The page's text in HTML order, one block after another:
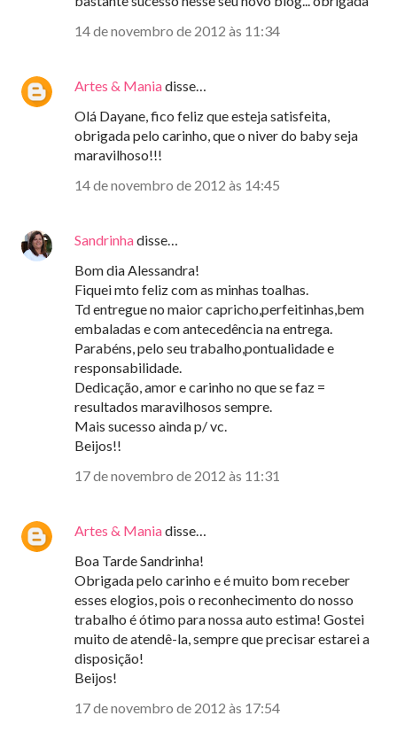
14 de novembro de 2012 às 11:34
Artes & Maniadisse…
Olá Dayane, fico feliz que esteja satisfeita,
obrigada pelo carinho, que o niver do baby seja
maravilhoso!!!
14 de novembro de 2012 às 14:45
Sandrinhadisse…
Bom dia Alessandra!
Fiquei mto feliz com as minhas toalhas.
Td entregue no maior capricho,perfeitinhas,bem
embaladas e com antecedência na entrega.
Parabéns, pelo seu trabalho,pontualidade e
responsabilidade.
Dedicação, amor e carinho no que se faz =
resultados maravilhosos sempre.
Mais sucesso ainda p/ vc.
Beijos!!
17 de novembro de 2012 às 11:31
Artes & Maniadisse…
Boa Tarde Sandrinha!
Obrigada pelo carinho e é muito bom receber
esses elogios, pois o reconhecimento do nosso
trabalho é ótimo para nossa auto estima! Gostei
muito de atendê-la, sempre que precisar estarei a
disposição!
Beijos!
17 de novembro de 2012 às 17:54